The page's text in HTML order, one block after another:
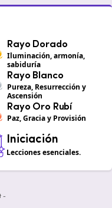
Rayo Dorado
Iluminación, armonía,
sabiduría
Rayo Blanco
Pureza, Resurrección y
Ascensión
Rayo Oro Rubí
Paz, Gracia y Provisión
Iniciación
Lecciones esenciales.
-